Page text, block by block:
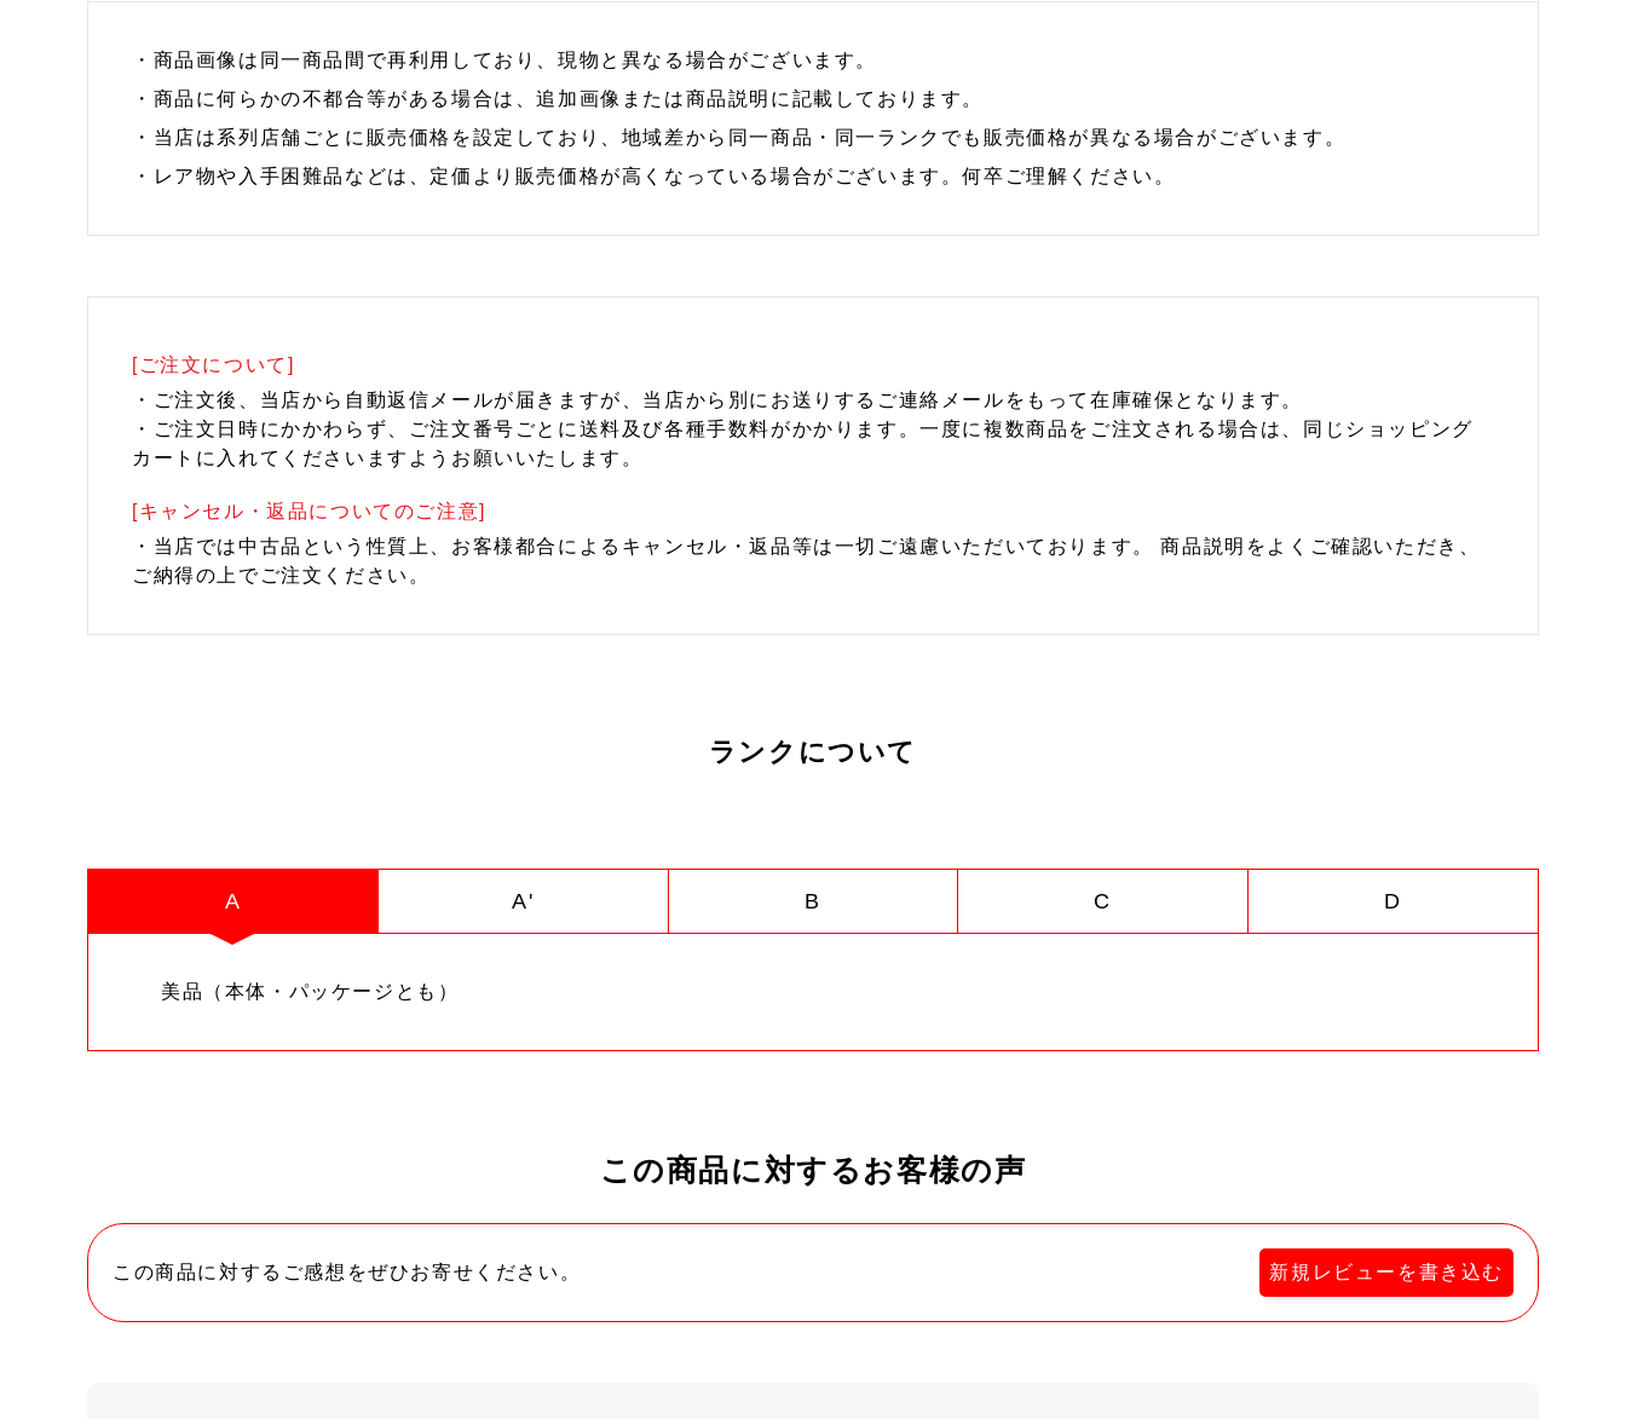
・商品画像は同一商品間で再利用しており、現物と異なる場合がございます。
・商品に何らかの不都合等がある場合は、追加画像または商品説明に記載しております。
・当店は系列店舗ごとに販売価格を設定しており、地域差から同一商品・同一ランクでも販売価格が異なる場合がございます。
・レア物や入手困難品などは、定価より販売価格が高くなっている場合がございます。何卒ご理解ください。
[ご注文について]
・ご注文後、当店から自動返信メールが届きますが、当店から別にお送りするご連絡メールをもって在庫確保となります。
・ご注文日時にかかわらず、ご注文番号ごとに送料及び各種手数料がかかります。一度に複数商品をご注文される場合は、同じショッピング
カートに入れてくださいますようお願いいたします。
[キャンセル・返品についてのご注意]
・当店では中古品という性質上、お客様都合によるキャンセル・返品等は一切ご遠慮いただいております。 商品説明をよくご確認いただき、
ご納得の上でご注文ください。
ランクについて
A A' B C D
美品（本体・パッケージとも）
この商品に対するお客様の声
この商品に対するご感想をぜひお寄せください。 新規レビューを書き込む